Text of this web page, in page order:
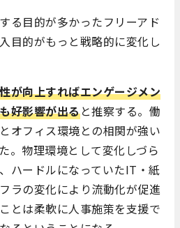
る目的が多かったフリーアド
目的がもっと戦略的に変化し
が向上すればエンゲージメン
好影響が出ると推察する。働
オフィス環境との相関が強い
。物理環境として変化しづら
ハードルになっていたIT・紙
ラの変化により流動化が促進
とは柔軟に人事施策を支援で